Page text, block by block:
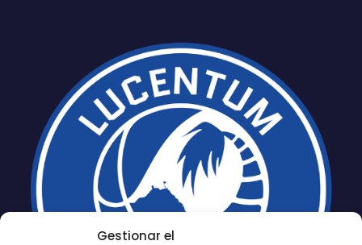
Gestionar el